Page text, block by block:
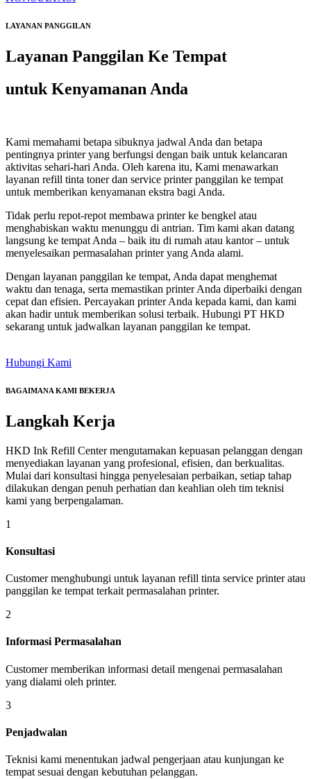
LAYANAN PANGGILAN
Layanan Panggilan Ke Tempat
untuk Kenyamanan Anda
Kami memahami betapa sibuknya jadwal Anda dan betapa
pentingnya printer yang berfungsi dengan baik untuk kelancaran
aktivitas sehari-hari Anda. Oleh karena itu, Kami menawarkan
layanan refill tinta toner dan service printer panggilan ke tempat
untuk memberikan kenyamanan ekstra bagi Anda.
Tidak perlu repot-repot membawa printer ke bengkel atau
menghabiskan waktu menunggu di antrian. Tim kami akan datang
langsung ke tempat Anda – baik itu di rumah atau kantor – untuk
menyelesaikan permasalahan printer yang Anda alami.
Dengan layanan panggilan ke tempat, Anda dapat menghemat
waktu dan tenaga, serta memastikan printer Anda diperbaiki dengan
cepat dan efisien. Percayakan printer Anda kepada kami, dan kami
akan hadir untuk memberikan solusi terbaik. Hubungi PT HKD
sekarang untuk jadwalkan layanan panggilan ke tempat.
Hubungi Kami
BAGAIMANA KAMI BEKERJA
Langkah Kerja
HKD Ink Refill Center mengutamakan kepuasan pelanggan dengan
menyediakan layanan yang profesional, efisien, dan berkualitas.
Mulai dari konsultasi hingga penyelesaian perbaikan, setiap tahap
dilakukan dengan penuh perhatian dan keahlian oleh tim teknisi
kami yang berpengalaman.
1
Konsultasi
Customer menghubungi untuk layanan refill tinta service printer atau
panggilan ke tempat terkait permasalahan printer.
2
Informasi Permasalahan
Customer memberikan informasi detail mengenai permasalahan
yang dialami oleh printer.
3
Penjadwalan
Teknisi kami menentukan jadwal pengerjaan atau kunjungan ke
tempat sesuai dengan kebutuhan pelanggan.